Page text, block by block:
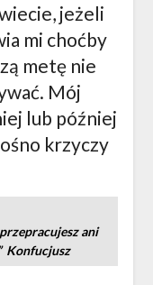
jeżeli
mi choćby
metę nie
Mój
lub później
krzyczy
ani
Konfucjusz